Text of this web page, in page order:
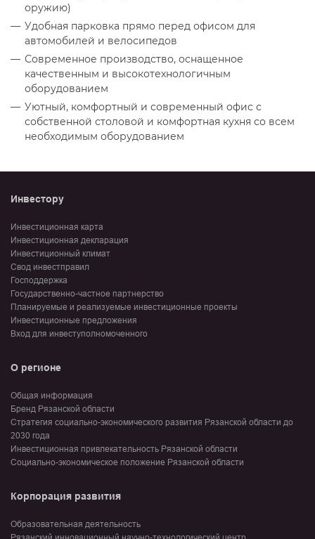
оружию)
Удобная парковка прямо перед офисом для
автомобилей и велосипедов
Современное производство, оснащенное
качественным и высокотехнологичным
оборудованием
Уютный, комфортный и современный офис с
собственной столовой и комфортная кухня со всем
необходимым оборудованием
Инвестору
Инвестиционная карта
Инвестиционная декларация
Инвестиционный климат
Свод инвестправил
Господдержка
Государственно-частное партнерство
Планируемые и реализуемые инвестиционные проекты
Инвестиционные предложения
Вход для инвеступолномоченного
О регионе
Общая информация
Бренд Рязанской области
Стратегия социально-экономического развития Рязанской области до
2030 года
Инвестиционная привлекательность Рязанской области
Социально-экономическое положение Рязанской области
Корпорация развития
Образовательная деятельность